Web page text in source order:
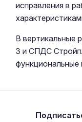
исправления в
В
3 и СПДС
функциональные